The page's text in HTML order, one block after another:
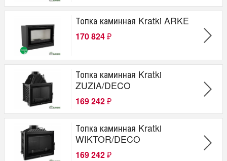
Топка каминная Kratki ARKE
170 824 ₽
Топка каминная Kratki
ZUZIA/DECO
169 242 ₽
Топка каминная Kratki
WIKTOR/DECO
169 242 ₽